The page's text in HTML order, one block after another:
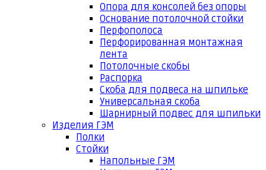
Опора для консолей без опоры
Основание потолочной стойки
Перфополоса
Перфорированная монтажная
лента
Потолочные скобы
Распорка
Скоба для подвеса на шпильке
Универсальная скоба
Шарнирный подвес для шпильки
Изделия ГЭМ
Полки
Стойки
Напольные ГЭМ